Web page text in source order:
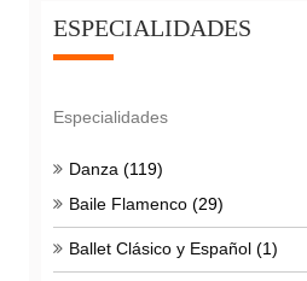
ESPECIALIDADES
Especialidades
Danza (119)
Baile Flamenco (29)
Ballet Clásico y Español (1)